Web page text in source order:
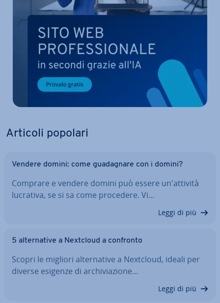
Articoli popolari
Vendere domini: come gua­da­gna­re con i domini?
Comprare e vendere domini può essere un'at­ti­vi­tà
lucrativa, se si sa come procedere. Vi…
Leggi di più
5 al­ter­na­ti­ve a Nextcloud a confronto
Scopri le migliori al­ter­na­ti­ve a Nextcloud, ideali per
diverse esigenze di ar­chi­via­zio­ne…
Leggi di più